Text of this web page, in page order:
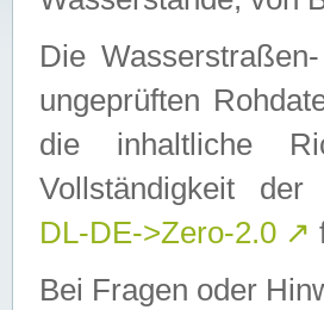
Die
ungeprüften
die inhaltliche
Vollständigkeit
DL-DE->Zero-2.0 ↗
Bei Fragen oder